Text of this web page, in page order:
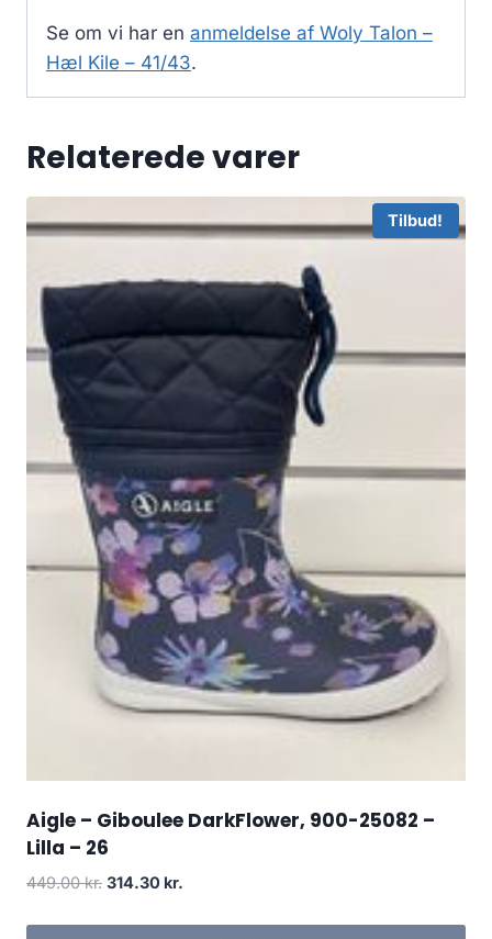
Se om vi har en anmeldelse af Woly Talon –
Hæl Kile – 41/43.
Relaterede varer
Tilbud!
Aigle – Giboulee DarkFlower, 900-25082 –
Lilla – 26
449.00kr. Den
314.30 kr.